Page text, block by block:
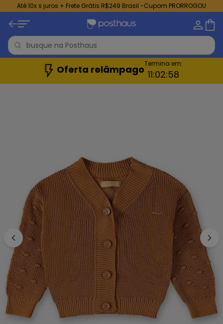
Até 10x s juros + Frete Grátis R$249 Brasil -Cupom PRORROGOU
Oferta relâmpagoTermina em:
11:02:55